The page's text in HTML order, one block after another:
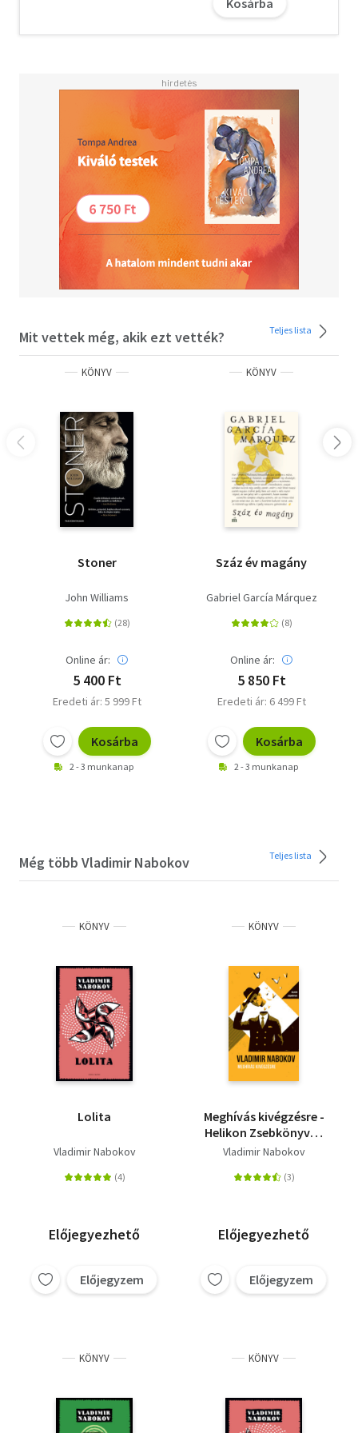
palotájában tartották fogva a királyt, akinek kalandos
költeményt és a kommentárokat? És a költőt Kinbote-
zemblán király alakját, vagy az emigrációba és
inkognitóba kényszerített zseniális király írja a
költeményt is? Annyi bizonyosan mondható, hogy e
talányos műben Nabokov saját életének legnagyobb
traumáit dolgozta fel: hogy a bolsevik forradalom miatt
el kellett menekülnie hazájából, s hogy a család
emigrálása után apját, a liberális politikust 1922-ben
Berlinben orosz monarchisták agyonlőtték.
Mit vettek még, akik ezt vették? Teljes lista
KÖNYV
Stoner
John Williams
Online ár:
5 400 Ft
Eredeti ár: 5 999 Ft
Kosárba
2 - 3 munkanap
KÖNYV
Száz év magány
Gabriel García Márquez
Online ár:
5 850 Ft
Eredeti ár: 6 499 Ft
Kosárba
2 - 3 munkanap
Még több Vladimir Nabokov Teljes lista
KÖNYV
Lolita
Vladimir Nabokov
Előjegyezhető
Előjegyzem
KÖNYV
Meghívás kivégzésre -
Helikon Zsebkönyvek
69.
Vladimir Nabokov
Előjegyezhető
Előjegyzem
KÖNYV KÖNYV